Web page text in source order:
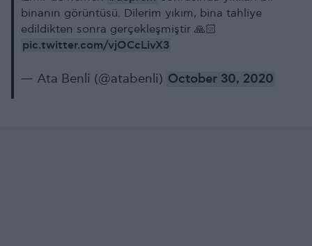
binanın görüntüsü. Dilerim yıkım, bina tahliye
edildikten sonra gerçekleşmiştir 🙏🏻
pic.twitter.com/vjOCcLivX3
— Ata Benli (@atabenli) October 30, 2020